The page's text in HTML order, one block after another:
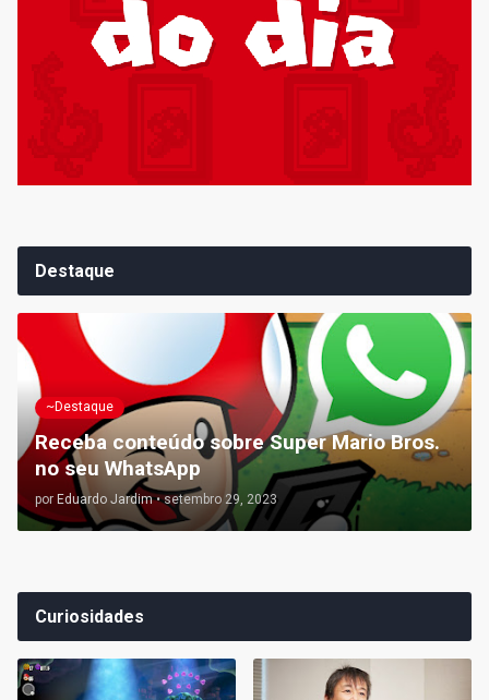
Destaque
~Destaque
Receba conteúdo sobre Super Mario Bros.
no seu WhatsApp
por Eduardo Jardim • setembro 29, 2023
Curiosidades